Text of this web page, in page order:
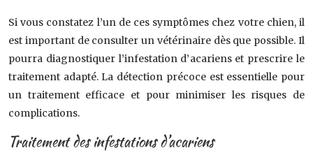
Si vous constatez l’un de ces symptômes chez votre chien, il
est important de consulter un vétérinaire dès que possible. Il
pourra diagnostiquer l’infestation d’acariens et prescrire le
traitement adapté. La détection précoce est essentielle pour
un traitement efficace et pour minimiser les risques de
complications.
Traitement des infestations d’acariens